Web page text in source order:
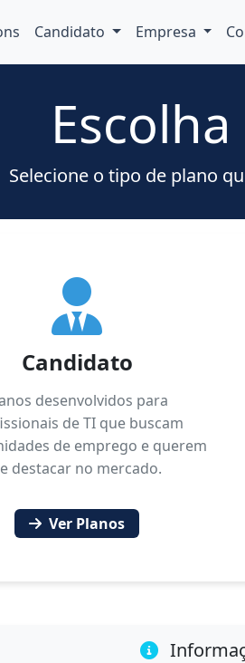
Candidato Empresa
Selecione o tipo de plano
Candidato
desenvolvidos para
de TI que buscam
de emprego e querem
destacar no mercado.
Ver Planos